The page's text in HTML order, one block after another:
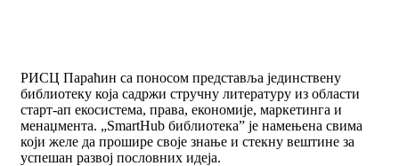
РИСЦ Параћин са поносом представља јединствену
библиотеку која садржи стручну литературу из области
старт-ап екосистема, права, економије, маркетинга и
менаџмента. „SmartHub библиотека” је намењена свима
који желе да прошире своје знање и стекну вештине за
успешан развој пословних идеја.